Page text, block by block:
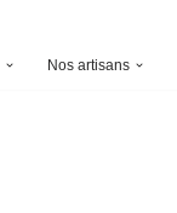
Nos artisans